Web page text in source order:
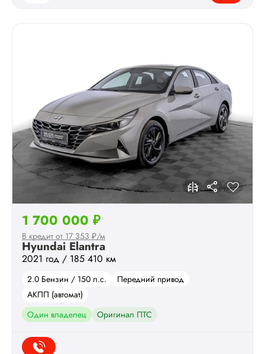
Hyundai Elantra
2021 год / 185 410 км
2.0 Бензин / 150 л.с.
Передний привод
АКПП (автомат)
Один владелец
Оригинал ПТС
1 700 000 ₽
В кредит от 17 353 ₽/м